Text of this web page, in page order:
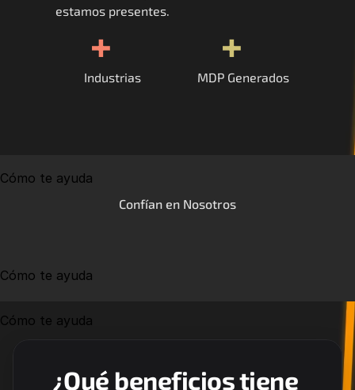
MHA Academy
Contáctanos
estamos presentes.
+
Industrias
+
MDP Generados
Cómo te ayuda
Confían en Nosotros
Cómo te ayuda
Cómo te ayuda
¿Qué beneficios tiene